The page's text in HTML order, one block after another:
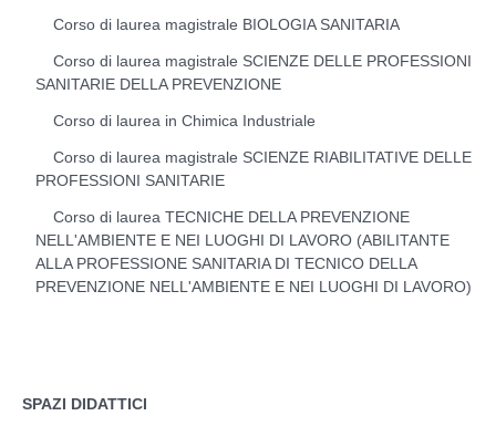
Corso di laurea magistrale BIOLOGIA SANITARIA
Corso di laurea magistrale SCIENZE DELLE PROFESSIONI
SANITARIE DELLA PREVENZIONE
Corso di laurea in Chimica Industriale
Corso di laurea magistrale SCIENZE RIABILITATIVE DELLE
PROFESSIONI SANITARIE
Corso di laurea TECNICHE DELLA PREVENZIONE
NELL'AMBIENTE E NEI LUOGHI DI LAVORO (ABILITANTE
ALLA PROFESSIONE SANITARIA DI TECNICO DELLA
PREVENZIONE NELL'AMBIENTE E NEI LUOGHI DI LAVORO)
SPAZI DIDATTICI